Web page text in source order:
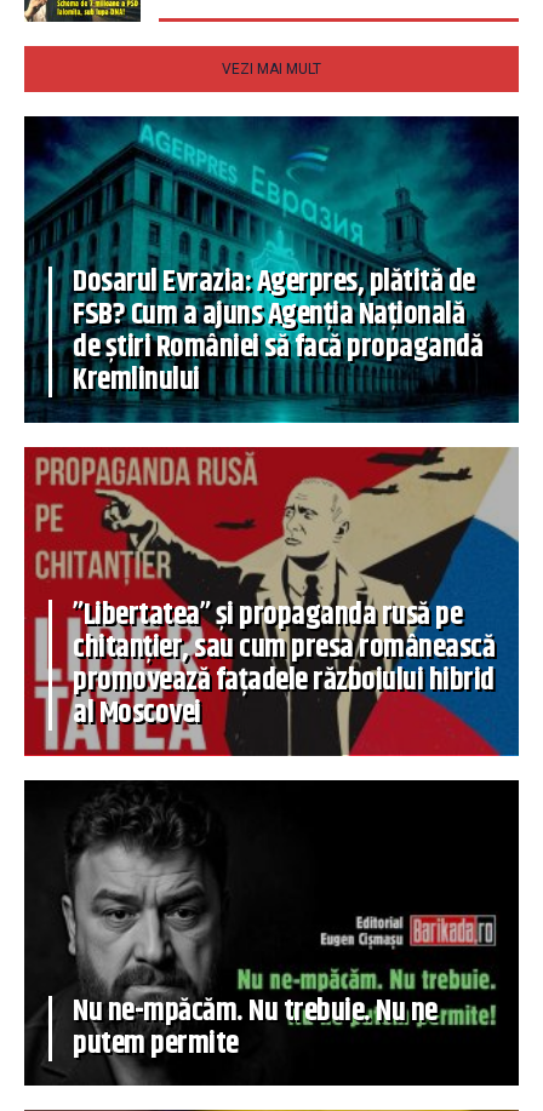
VEZI MAI MULT
Dosarul Evrazia: Agerpres, plătită de
FSB? Cum a ajuns Agenția Națională
de știri României să facă propagandă
Kremlinului
”Libertatea” și propaganda rusă pe
chitanțier, sau cum presa românească
promovează fațadele războiului hibrid
al Moscovei
Nu ne-mpăcăm. Nu trebuie. Nu ne
putem permite